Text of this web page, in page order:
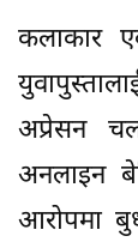
कलाकार
अप्रेसन
अनलाइन
आरोपमा